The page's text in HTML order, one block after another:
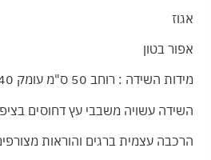
אגוז
אפור בטון
מידות השידה : רוחב 50 ס"מ עומק 40 ס"מ גובה 55 ס"מ
השידה עשויה משבבי עץ דחוסים
הרכבה עצמית ברגים והוראות